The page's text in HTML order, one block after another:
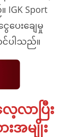
IGK Sport
ေးချေမှု
င်ပါသည်။
ေ့လာပြီး
အမျိုး